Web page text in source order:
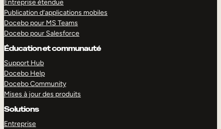
Entreprise étendue
Publication d’applications mobiles
Docebo pour MS Teams
Docebo pour Salesforce
Éducation et communauté
Support Hub
Docebo Help
Docebo Community
Mises à jour des produits
Solutions
Entreprise